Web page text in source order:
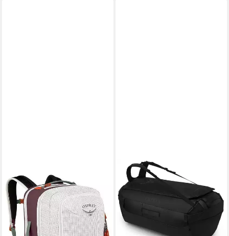
Reiserucksack Osprey
Transporter 36 Travel Pack
Reiserucksack
156,94 €
UVP195,00 €
-20%
OSPREY
Reisetasche Osprey
Transporter Duffel 150
Reisetasche
204,14 €
-7%